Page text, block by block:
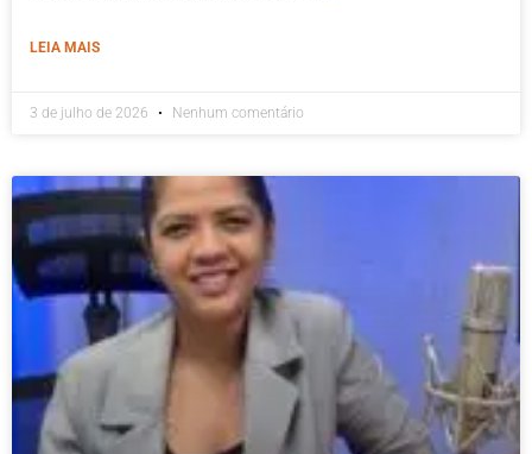
LEIA MAIS
3 de julho de 2026 Nenhum comentário